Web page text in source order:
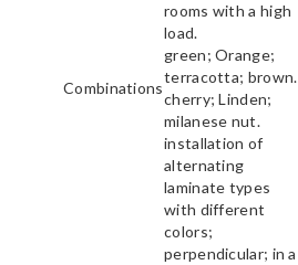
rooms with a high
load.
Combinations
green; Orange;
terracotta; brown.
cherry; Linden;
milanese nut.
installation of
alternating
laminate types
with different
colors;
perpendicular; in a